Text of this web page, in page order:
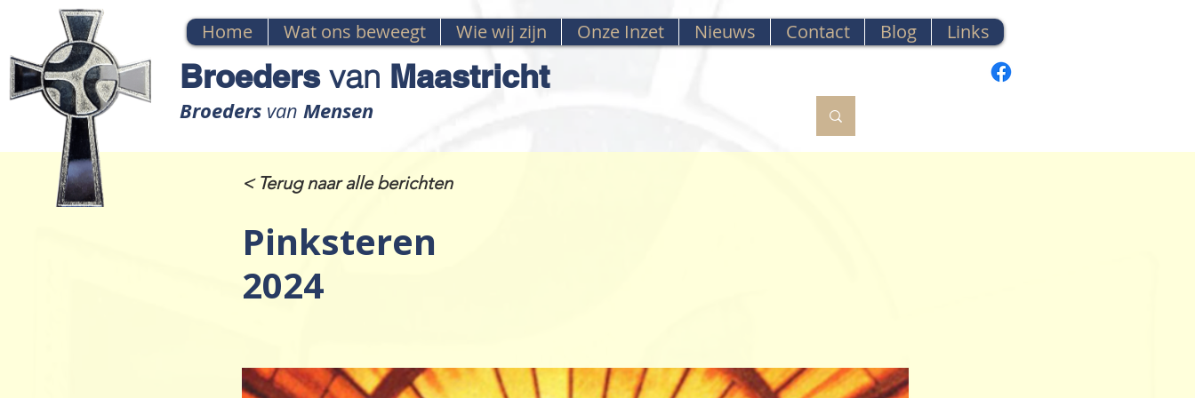
Home Wat ons beweegt Wie wij zijn Onze Inzet Nieuws Contact Blog Links
Broeders van Maastricht
Broeders van Mensen
< Terug naar alle berichten
Pinksteren
2024